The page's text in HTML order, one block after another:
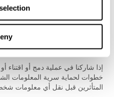
المحكمة فترة عدم الإفشاء ، نقدم
عكسية ، مثلاً، عندما تكون هناك
إذا شاركنا في عملية دمج أو اقتناء
خطوات لحماية سرية المعلومات
المتأثرين قبل نقل أي معلومات